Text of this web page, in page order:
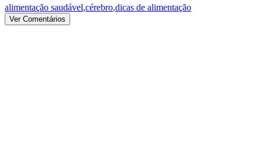
alimentação saudável,cérebro,dicas de alimentação
Ver Comentários